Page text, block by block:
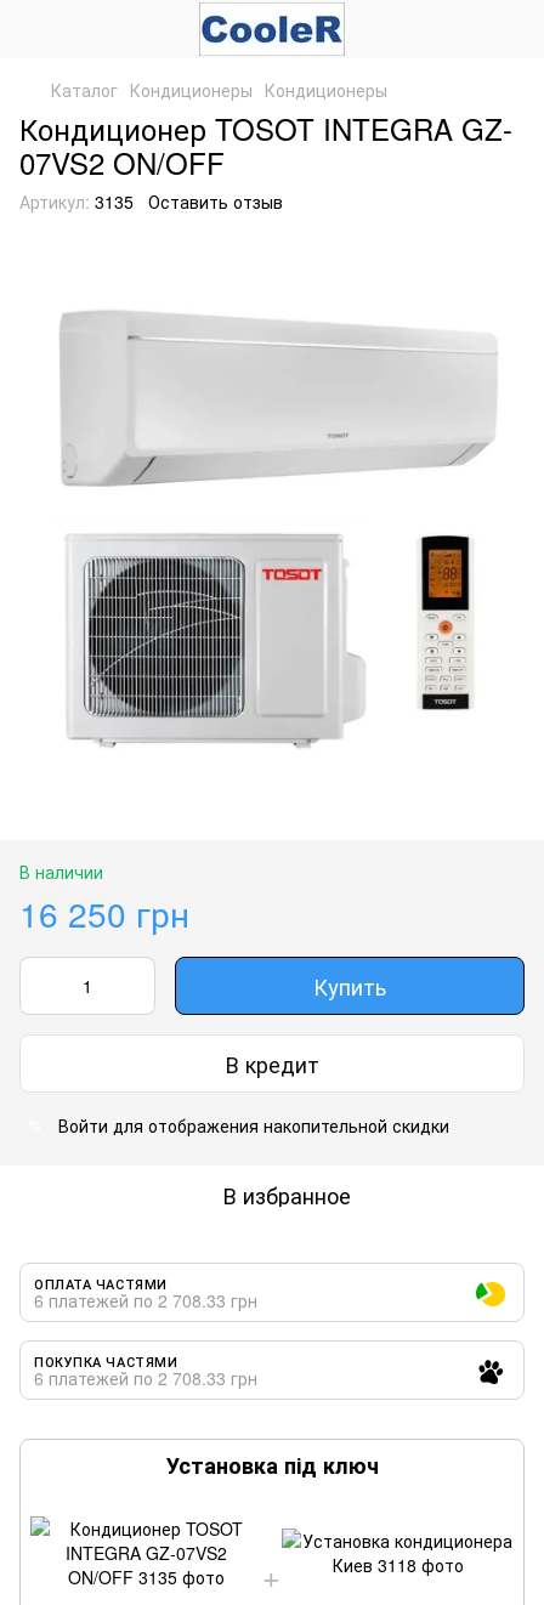
Каталог Кондиционеры Кондиционеры
Кондиционер TOSOT INTEGRA GZ-
07VS2 ON/OFF
Артикул: 3135 Оставить отзыв
В наличии
16 250 грн
Купить
В кредит
Войти для отображения накопительной скидки
В избранное
ОПЛАТА ЧАСТЯМИ
6 платежей по 2 708.33 грн
ПОКУПКА ЧАСТЯМИ
6 платежей по 2 708.33 грн
Установка під ключ